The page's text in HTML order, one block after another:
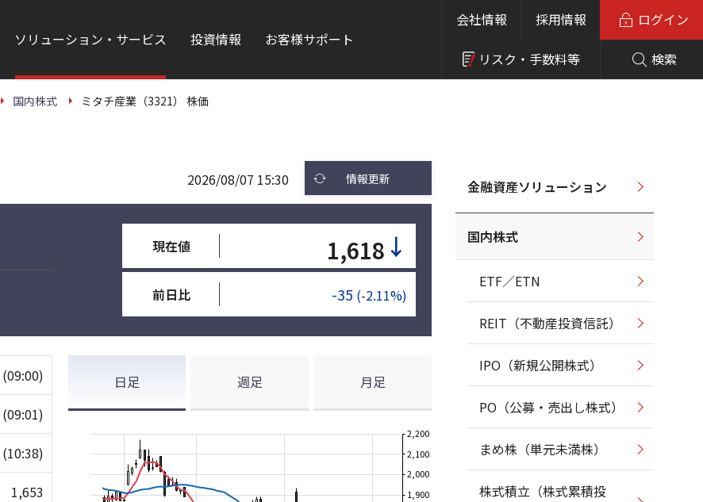
ソリューション・サービス 投資情報 お客様サポート
会社情報 採用情報
リスク・ 手数料等 検索
ログイン
国内株式 ミタチ産業（3321） 株価
2026/08/07 15:30 情報更新
現在値 1,618 ↓
前日比 -35 (-2.11%)
(09:00)
(09:01)
(10:38)
1,653
日足 週足 月足
1,900
2,000
2,100
2,200
金融資産ソリューション
国内株式
ETF／ETN
REIT（不動産投資信託）
IPO（新規公開株式）
PO（公募・売出し株式）
まめ株（単元未満株）
株式積立（株式累積投